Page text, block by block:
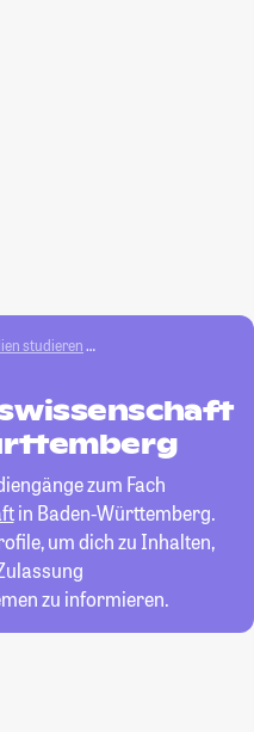
studieren
zum Fach
in Baden-Württemberg.
um dich zu Inhalten,
zu informieren.